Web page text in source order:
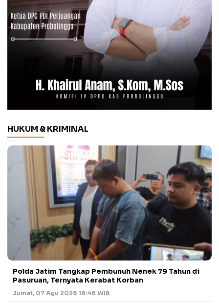
HUKUM & KRIMINAL
Polda Jatim Tangkap Pembunuh Nenek 79 Tahun di
Pasuruan, Ternyata Kerabat Korban
Jumat, 07 Agu 2026 18:46 WIB